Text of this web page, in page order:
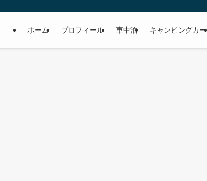
ホーム プロフィール 車中泊 キャンピングカー